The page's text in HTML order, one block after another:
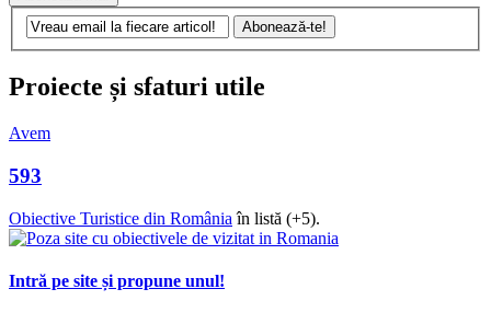
Proiecte și sfaturi utile
Avem
593
Obiective Turistice din România în listă (+5).
Intră pe site și propune unul!